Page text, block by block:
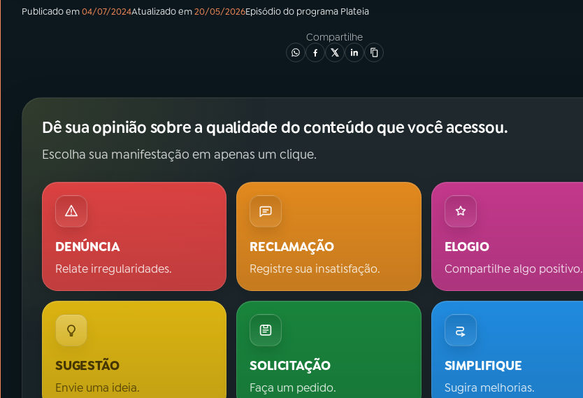
Publicado em04/07/2024Atualizado em20/05/2026Episódiodo programa Plateia
Compartilhe
Dê sua opinião sobre a qualidade do conteúdo que você acessou.
Escolha sua manifestação em apenas um clique.
DENÚNCIA
Relate irregularidades.
RECLAMAÇÃO
Registre sua insatisfação.
ELOGIO
Compartilhe algo positivo.
SUGESTÃO
Envie uma ideia.
SOLICITAÇÃO
Faça um pedido.
SIMPLIFIQUE
Sugira melhorias.